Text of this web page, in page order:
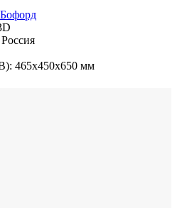
465x450x650 мм